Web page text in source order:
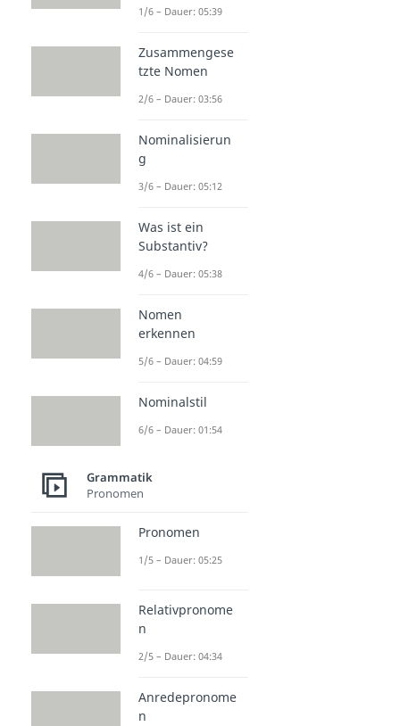
1/6 – Dauer: 05:39
Zusammengese
tzte Nomen
2/6 – Dauer: 03:56
Nominalisierun
g
3/6 – Dauer: 05:12
Was ist ein
Substantiv?
4/6 – Dauer: 05:38
Nomen
erkennen
5/6 – Dauer: 04:59
Nominalstil
6/6 – Dauer: 01:54
Grammatik
Pronomen
Pronomen
1/5 – Dauer: 05:25
Relativpronome
n
2/5 – Dauer: 04:34
Anredepronome
n